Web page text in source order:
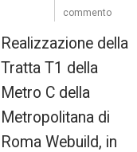
Realizzazione della
Tratta T1 della
Metro C della
Metropolitana di
Roma Webuild, in
commento